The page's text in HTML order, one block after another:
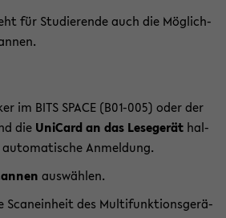
für Stu­die­ren­de auch die Mög­lich­
im BITS SPACE (B01-​005) oder der
die Uni­Card an das Le­se­ge­rät hal­
An­mel­dung.
aus­wäh­len.
Scan­ein­heit des Mul­ti­funk­ti­ons­ge­rä­